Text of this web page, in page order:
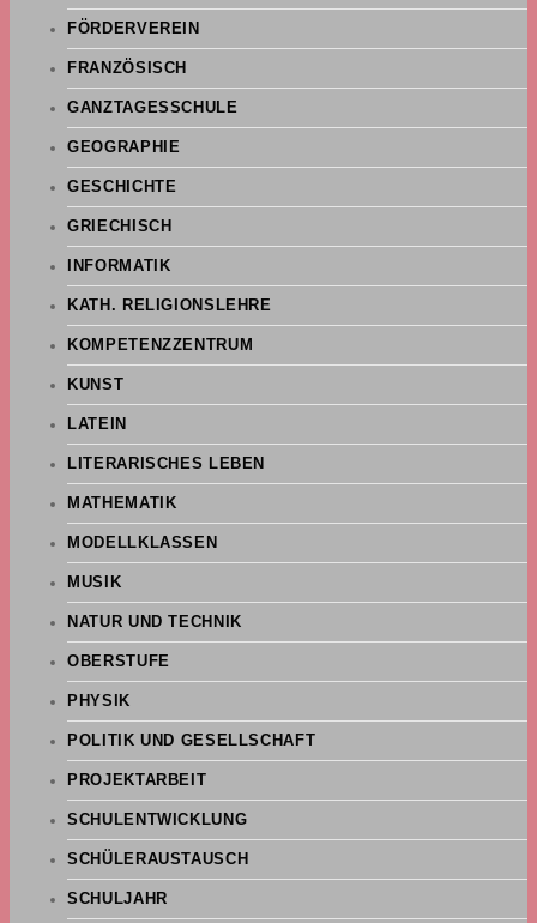
FÖRDERVEREIN
FRANZÖSISCH
GANZTAGESSCHULE
GEOGRAPHIE
GESCHICHTE
GRIECHISCH
INFORMATIK
KATH. RELIGIONSLEHRE
KOMPETENZZENTRUM
KUNST
LATEIN
LITERARISCHES LEBEN
MATHEMATIK
MODELLKLASSEN
MUSIK
NATUR UND TECHNIK
OBERSTUFE
PHYSIK
POLITIK UND GESELLSCHAFT
PROJEKTARBEIT
SCHULENTWICKLUNG
SCHÜLERAUSTAUSCH
SCHULJAHR